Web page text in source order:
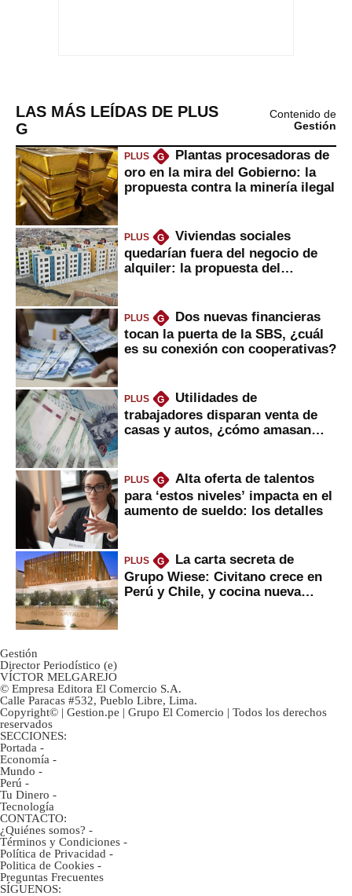
LAS MÁS LEÍDAS DE PLUS
G
Contenido de
Gestión
PLUS G
Plantas procesadoras de
oro en la mira del Gobierno: la
propuesta contra la minería ilegal
PLUS G
Viviendas sociales
quedarían fuera del negocio de
alquiler: la propuesta del
PLUS G
Dos nuevas financieras
tocan la puerta de la SBS, ¿cuál
es su conexión con cooperativas?
PLUS G
Utilidades de
trabajadores disparan venta de
casas y autos, ¿cómo amasan
PLUS G
Alta oferta de talentos
para ‘estos niveles’ impacta en el
aumento de sueldo: los detalles
PLUS G
La carta secreta de
Grupo Wiese: Civitano crece en
Perú y Chile, y cocina nueva
Gestión
Director Periodístico (e)
VÍCTOR MELGAREJO
© Empresa Editora El Comercio S.A.
Calle Paracas #532, Pueblo Libre, Lima.
Copyright© | Gestion.pe | Grupo El Comercio | Todos los derechos
reservados
SECCIONES:
Portada -
Economía -
Mundo -
Perú -
Tu Dinero -
Tecnología
CONTACTO:
¿Quiénes somos? -
Términos y Condiciones -
Política de Privacidad -
Politica de Cookies -
Preguntas Frecuentes
SÍGUENOS: